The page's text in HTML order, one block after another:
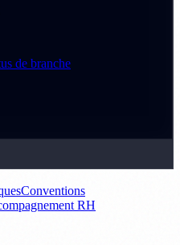
de branche
Conventions
RH